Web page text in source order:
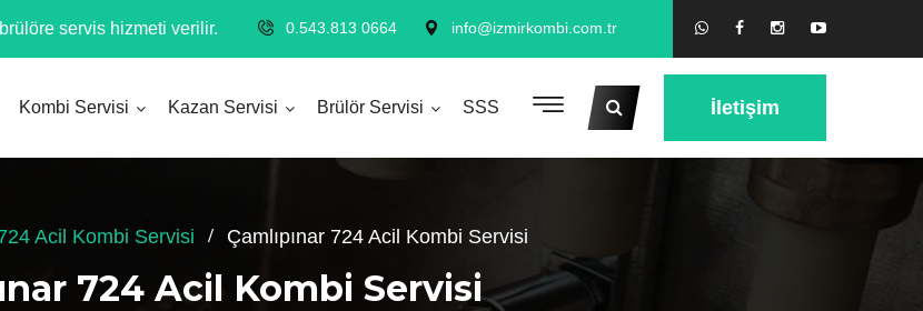
servis hizmeti verilir. 0.543.813 0664 info@izmirkombi.com.tr
Kombi Servisi Kazan Servisi Brülör Servisi SSS İletişim
Acil Kombi Servisi Çamlıpınar 724 Acil Kombi Servisi
724 Acil Kombi Servisi